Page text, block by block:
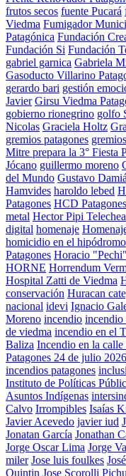
frutos secos fuente Pucará
Viedma Fumigador
Patagónica Fundación
Fundación Si Fundación
gabriel garnica Gabriela
Gasoducto Villarino
gerardo bari gestión
Javier Girsu Viedma
gobierno rionegrino golfo
Nicolas Graciela Holtz
gremios patagones
Mitre prepara la 3° Fiesta
Jócano guillermo moreno
del Mundo Gustavo
Hamvides haroldo lebed
Patagones HCD Patagones
metal Hector Pipi Telechea
digital homenaje
homicidio en el hipódromo
Patagones Horacio
HORNE Horrendum
Hospital Zatti de Viedma
conservación Huracan
nacional idevi Ignacio
Moreno incendio incendio
de viedma incendio en el
Baliza Incendio en la calle
Patagones 24 de julio 2026
incendios patagones
Instituto de Políticas
Asuntos Indígenas
Calvo Irrompibles Isaías
Javier Acevedo javier iud
Jonatan García Jonathan
Jorge Oscar Lima Jorge
miler Jose luis foulkes
Quintin Jose Scorolli